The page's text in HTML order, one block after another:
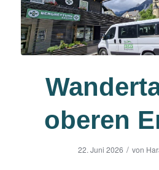
oberen
22. Juni 2026 / von